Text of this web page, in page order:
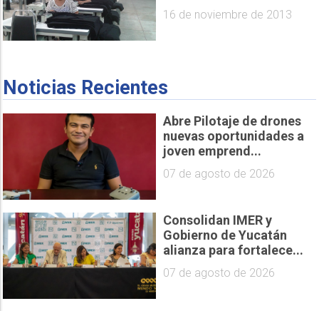
16 de noviembre de 2013
Noticias Recientes
Abre Pilotaje de drones
nuevas oportunidades a
joven emprend...
07 de agosto de 2026
Consolidan IMER y
Gobierno de Yucatán
alianza para fortalece...
07 de agosto de 2026